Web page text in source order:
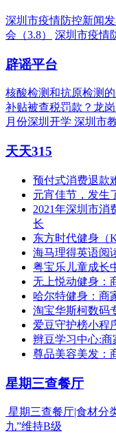
深圳市疫情防控新闻发
会（3.8）
深圳市疫情
辟谣平台
核酸检测和抗原检测
补贴被查税罚款？龙
月份深圳开学 深圳市
天天315
预付式消费退款
元宵佳节，发生
2021年深圳市消
长
东方时代健身（
海马理得英语阅
粤宝乐儿童成长
无上悦动健身：
哈尔特健身：商
淘宝华斯柯数码
爱豆守护榜小程
辫豆学习中心:
尊品美容美发：
星期三查餐厅
星期三查餐厅|食材分
九”维持B级